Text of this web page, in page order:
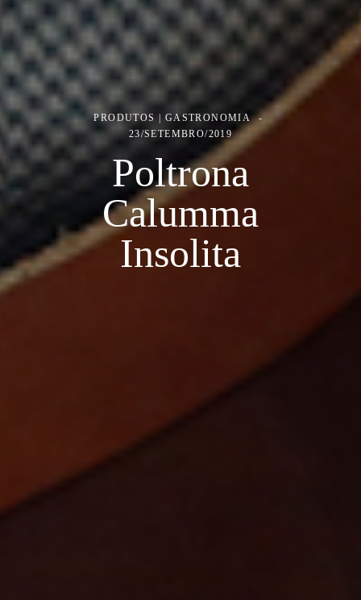
PRODUTOS | GASTRONOMIA
23/SETEMBRO/2019
Poltrona
Calumma
Insolita